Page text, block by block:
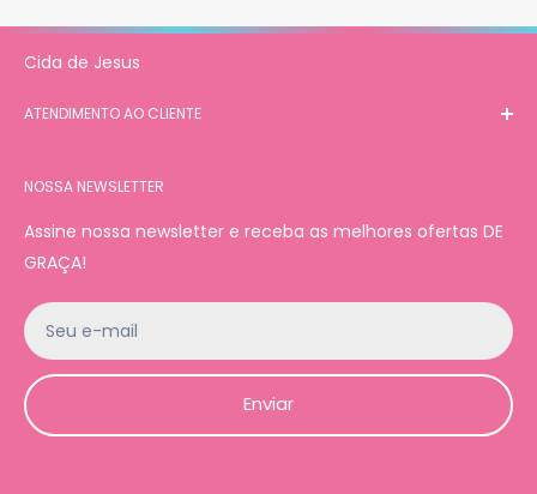
Cida de Jesus
ATENDIMENTO AO CLIENTE
WhatsApp:+55 (94) 8409-8340
NOSSA NEWSLETTER
Assine nossa newsletter e receba as melhores ofertas DE
GRAÇA!
Seu e-mail
Enviar